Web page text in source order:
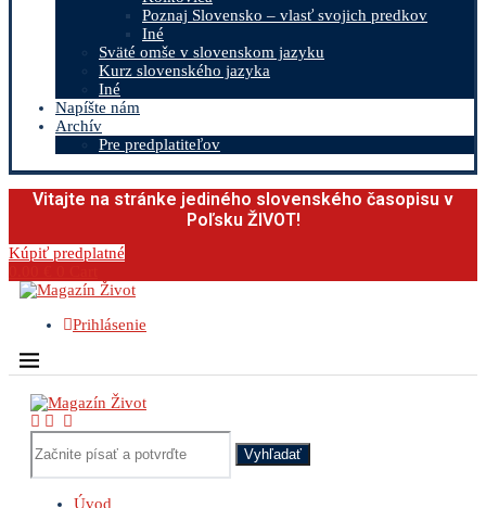
Poznaj Slovensko – vlasť svojich predkov
Iné
Sväté omše v slovenskom jazyku
Kurz slovenského jazyka
Iné
Napíšte nám
Archív
Pre predplatiteľov
Vitajte na stránke jediného slovenského časopisu v
Poľsku ŽIVOT!
Kúpiť predplatné
Prihlásenie
Vyhľadať
Úvod